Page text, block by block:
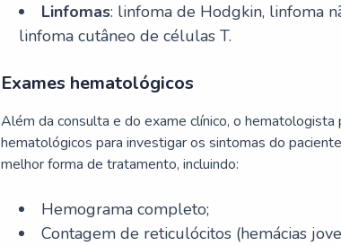
Linfomas: linfoma de Hodgkin, linfoma
linfoma cutâneo de células T.
Exames hematológicos
Além da consulta e do exame clínico, o
hematológicos para investigar os sintomas do
melhor forma de tratamento, incluindo:
Hemograma completo;
Contagem de reticulócitos (hemácias